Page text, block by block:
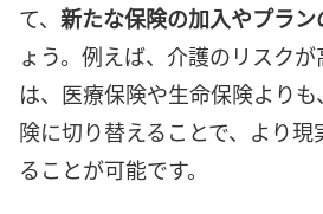
て、 新たな保険の加入やプラ
ょう。例えば、介護のリスク
は、医療保険や生命保険より
険に切り替えることで、より現
ることが可能です。